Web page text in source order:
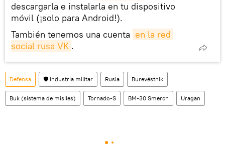
descargarla e instalarla en tu dispositivo
móvil (¡solo para Android!).
También tenemos una cuenta en la red
social rusa VK .
Defensa 🛡️ Industria militar Rusia Burevéstnik
Buk (sistema de misiles) Tornado-S BM-30 Smerch Uragan